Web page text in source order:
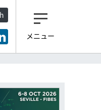
メニュー
ニュース「トラベ
すよね？
録していないなら…